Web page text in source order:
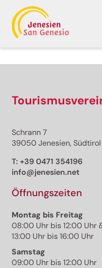
Schrann 7
39050 Jenesien, Südtirol
T: +39 0471 354196
info@jenesien.net
Öffnungszeiten
Montag bis Freitag
08:00 Uhr bis 12:00 Uhr
13:00 Uhr bis 16:00 Uhr
Samstag
09:00 Uhr bis 12:00 Uhr